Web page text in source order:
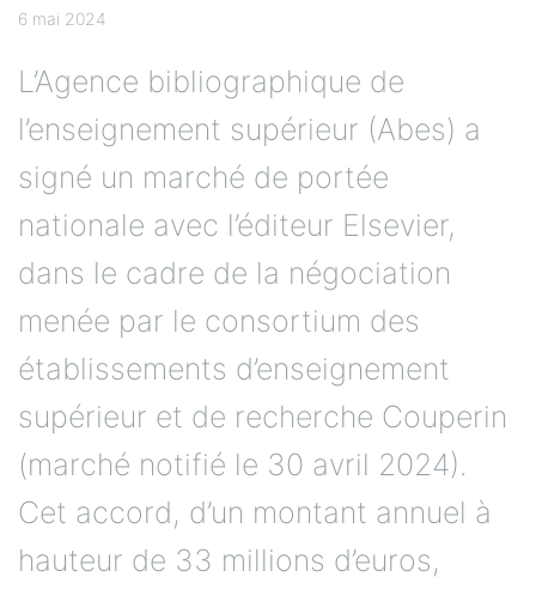
6 mai 2024
L’Agence bibliographique de
l’enseignement supérieur (Abes) a
signé un marché de portée
nationale avec l’éditeur Elsevier,
dans le cadre de la négociation
menée par le consortium des
établissements d’enseignement
supérieur et de recherche Couperin
(marché notifié le 30 avril 2024).
Cet accord, d’un montant annuel à
hauteur de 33 millions d’euros,